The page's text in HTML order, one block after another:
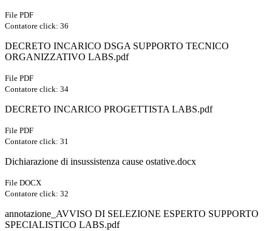
File PDF
Contatore click: 36
DECRETO INCARICO DSGA SUPPORTO TECNICO
ORGANIZZATIVO LABS.pdf
File PDF
Contatore click: 34
DECRETO INCARICO PROGETTISTA LABS.pdf
File PDF
Contatore click: 31
Dichiarazione di insussistenza cause ostative.docx
File DOCX
Contatore click: 32
annotazione_AVVISO DI SELEZIONE ESPERTO SUPPORTO
SPECIALISTICO LABS.pdf